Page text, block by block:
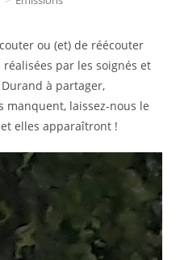
ou (et) de réécouter
par les soignés et
Durand à partager,
manquent, laissez-nous le
elles apparaîtront !